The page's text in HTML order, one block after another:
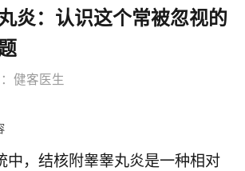
炎：认识这个常被忽视的
健客医生
中，结核附睾睾丸炎是一种相对